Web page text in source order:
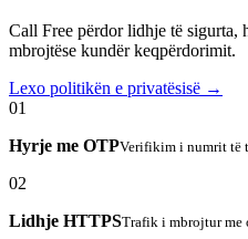
Call Free përdor lidhje të sigurta,
mbrojtëse kundër keqpërdorimit.
Lexo politikën e privatësisë →
01
Hyrje me OTPVerifikim i numrit të
02
Lidhje HTTPSTrafik i mbrojtur me